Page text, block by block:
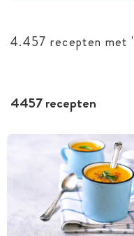
4.457 recepten met '
4457 recepten